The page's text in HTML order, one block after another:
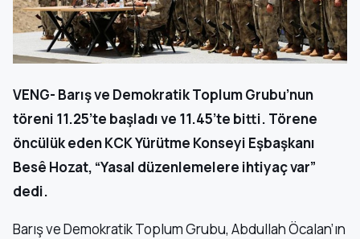
VENG- Barış ve Demokratik Toplum Grubu’nun
töreni 11.25’te başladı ve 11.45’te bitti. Törene
öncülük eden KCK Yürütme Konseyi Eşbaşkanı
Besê Hozat, “Yasal düzenlemelere ihtiyaç var”
dedi.
Barış ve Demokratik Toplum Grubu, Abdullah Öcalan’ın